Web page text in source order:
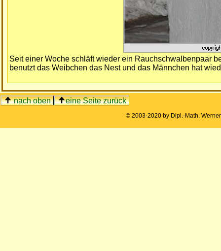
Seit einer Woche schläft wieder ein Rauchschwalbenpaar
benutzt das Weibchen das Nest und das Männchen hat
nach oben eine Seite zurück
© 2003-2020 by Dipl.-Math.